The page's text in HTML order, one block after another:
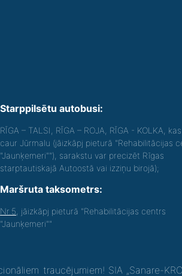
Starppilsētu autobusi:
RĪGA – TALSI, RĪGA – ROJA, RĪGA - KOLKA,
caur Jūrmalu (jāizkāpj pieturā "Rehabilitācijas
"Jaunķemeri""), sarakstu var precizēt Rīgas
starptautiskajā Autoostā vai izziņu birojā);
Maršruta taksometrs:
Nr.5 , jāizkāpj pieturā "Rehabilitācijas centrs
"Jaunķemeri""
traucējumiem! SIA „Sanare-